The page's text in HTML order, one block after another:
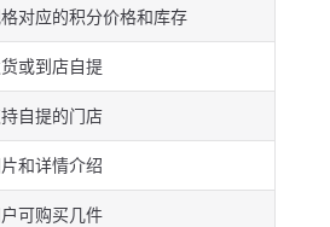
对应的积分价格和库存
或到店自提
自提的门店
和详情介绍
可购买几件